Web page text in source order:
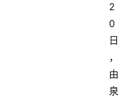
2
0
日
，
由
泉